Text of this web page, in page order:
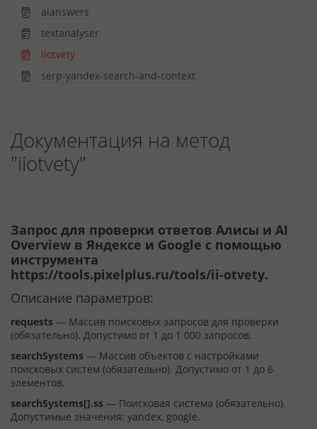
aianswers
textanalyser
iiotvety
serp-yandex-search-and-context
Документация на метод
"iiotvety"
Запрос для проверки ответов Алисы и AI
Overview в Яндексе и Google с помощью
инструмента
https://tools.pixelplus.ru/tools/ii-otvety.
Описание параметров:
requests — Массив поисковых запросов для проверки
(обязательно). Допустимо от 1 до 1 000 запросов.
searchSystems — Массив объектов с настройками
поисковых систем (обязательно). Допустимо от 1 до 6
элементов.
searchSystems[].ss — Поисковая система (обязательно).
Допустимые значения: yandex, google.